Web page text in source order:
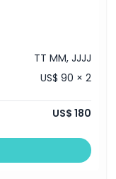
TT MM, JJJJ
US$ 90 × 2
US$ 180